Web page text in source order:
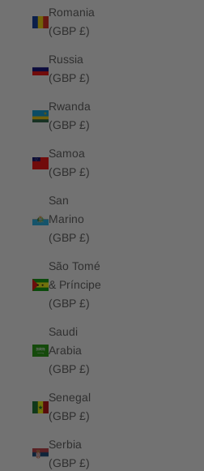
Romania
(GBP £)
Russia
(GBP £)
Rwanda
(GBP £)
Samoa
(GBP £)
San
Marino
(GBP £)
São Tomé
& Príncipe
(GBP £)
Saudi
Arabia
(GBP £)
Senegal
(GBP £)
Serbia
(GBP £)